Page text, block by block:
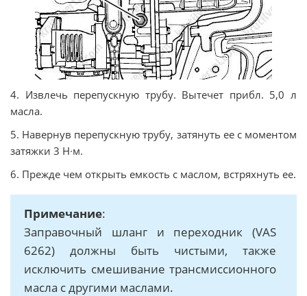
4. Извлечь перепускную трубу. Вытечет прибл. 5,0 л
масла.
5. Навернув перепускную трубу, затянуть ее с моментом
затяжки 3 Н∙м.
6. Прежде чем открыть емкость с маслом, встряхнуть ее.
Примечание:
Заправочный шланг и переходник (VAS
6262) должны быть чистыми, также
исключить смешивание трансмиссионного
масла с другими маслами.